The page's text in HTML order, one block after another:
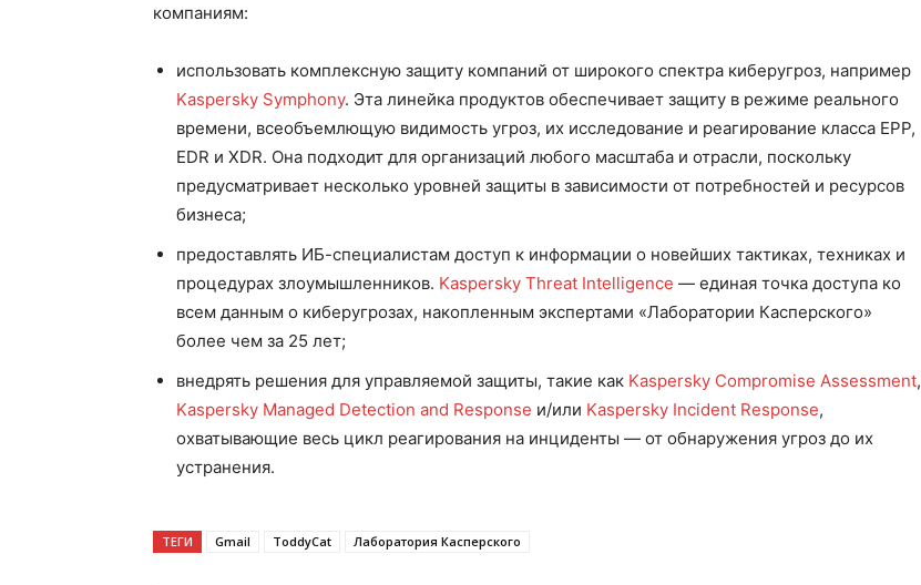
компаниям:
использовать комплексную защиту компаний от широкого спектра киберугроз, например
Kaspersky Symphony. Эта линейка продуктов обеспечивает защиту в режиме реального
времени, всеобъемлющую видимость угроз, их исследование и реагирование класса EPP,
EDR и XDR. Она подходит для организаций любого масштаба и отрасли, поскольку
предусматривает несколько уровней защиты в зависимости от потребностей и ресурсов
бизнеса;
предоставлять ИБ-специалистам доступ к информации о новейших тактиках, техниках и
процедурах злоумышленников. Kaspersky Threat Intelligence — единая точка доступа ко
всем данным о киберугрозах, накопленным экспертами «Лаборатории Касперского»
более чем за 25 лет;
внедрять решения для управляемой защиты, такие как Kaspersky Compromise Assessment,
Kaspersky Managed Detection and Response и/или Kaspersky Incident Response,
охватывающие весь цикл реагирования на инциденты — от обнаружения угроз до их
устранения.
ТЕГИ Gmail ToddyCat Лаборатория Касперского